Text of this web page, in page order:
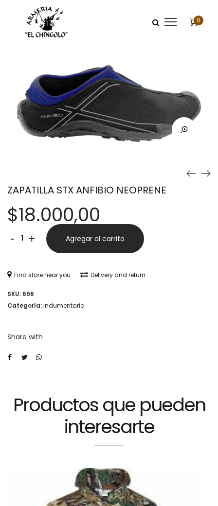
0
ZAPATILLA STX ANFIBIO NEOPRENE
$18.000,00
-ZAPATILLA
NEOPRENE
cantidad
+ Agregar al carrito
Find store near you Delivery and return
SKU: 696
Categoría:Indumentaria
Share with
Productos que pueden
interesarte